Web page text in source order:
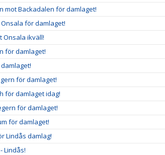
mot Backadalen för damlaget!
för damlaget!
Onsala ikväll!
för damlaget!
för damlaget!
för damlaget idag!
för damlaget!
för damlaget!
Lindås damlag!
Lindås!